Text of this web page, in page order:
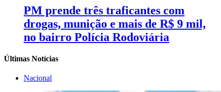
PM prende três traficantes com
drogas, munição e mais de R$ 9 mil,
no bairro Polícia Rodoviária
Últimas Notícias
Nacional